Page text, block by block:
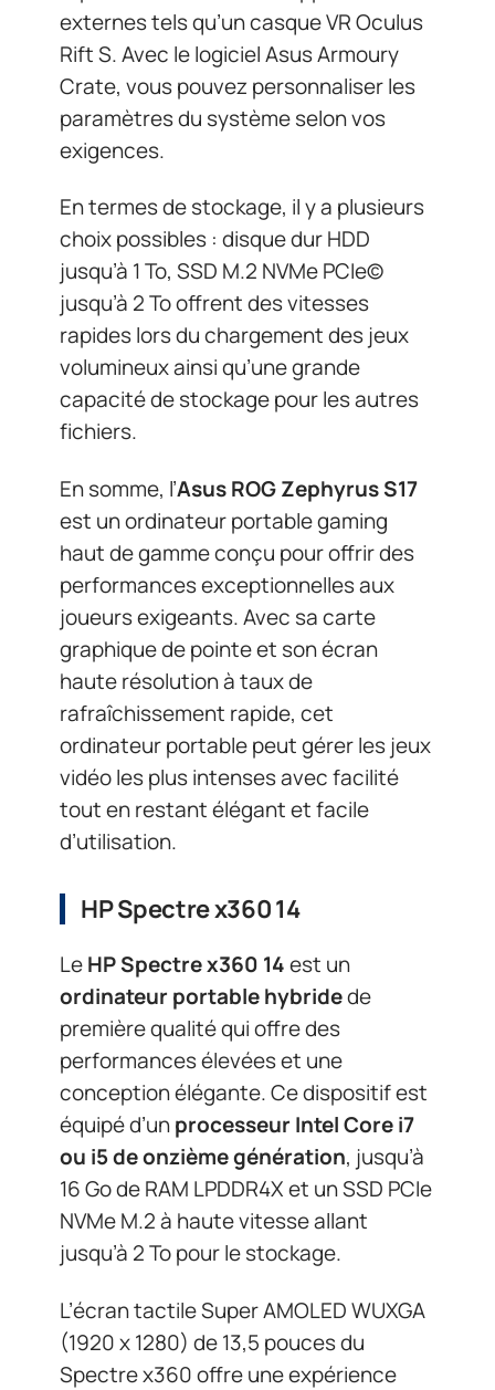
externes tels qu’un casque VR Oculus
Rift S. Avec le logiciel Asus Armoury
Crate, vous pouvez personnaliser les
paramètres du système selon vos
exigences.
En termes de stockage, il y a plusieurs
choix possibles : disque dur HDD
jusqu’à 1 To, SSD M.2 NVMe PCIe©
jusqu’à 2 To offrent des vitesses
rapides lors du chargement des jeux
volumineux ainsi qu’une grande
capacité de stockage pour les autres
fichiers.
En somme, l’Asus ROG Zephyrus S17
est un ordinateur portable gaming
haut de gamme conçu pour offrir des
performances exceptionnelles aux
joueurs exigeants. Avec sa carte
graphique de pointe et son écran
haute résolution à taux de
rafraîchissement rapide, cet
ordinateur portable peut gérer les jeux
vidéo les plus intenses avec facilité
tout en restant élégant et facile
d’utilisation.
HP Spectre x360 14
LeHP Spectre x360 14est un
ordinateur portable hybridede
première qualité qui offre des
performances élevées et une
conception élégante. Ce dispositif est
équipé d’unprocesseur Intel Core i7
ou i5 de onzième génération, jusqu’à
16 Go de RAM LPDDR4X et un SSD PCIe
NVMe M.2 à haute vitesse allant
jusqu’à 2 To pour le stockage.
L’écran tactile Super AMOLED WUXGA
(1920 x 1280) de 13,5 pouces du
Spectre x360 offre une expérience